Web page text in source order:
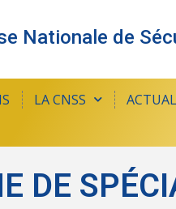
Nationale de
LA CNSS
DE